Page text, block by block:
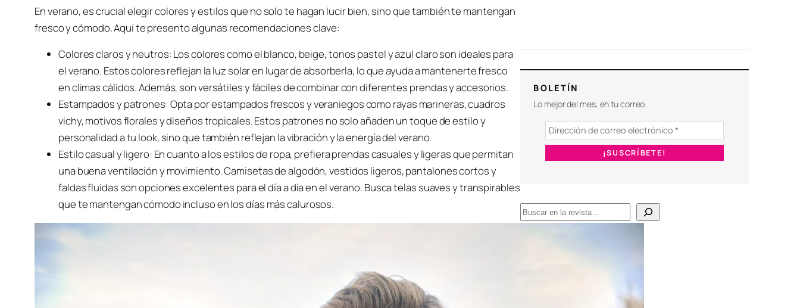
En verano, es crucial elegir colores y estilos que no solo te hagan lucir bien, sino que también te mantengan
fresco y cómodo. Aquí te presento algunas recomendaciones clave:
Colores claros y neutros: Los colores como el blanco, beige, tonos pastel y azul claro son ideales para
el verano. Estos colores reflejan la luz solar en lugar de absorberla, lo que ayuda a mantenerte fresco
en climas cálidos. Además, son versátiles y fáciles de combinar con diferentes prendas y accesorios.
Estampados y patrones: Opta por estampados frescos y veraniegos como rayas marineras, cuadros
vichy, motivos florales y diseños tropicales. Estos patrones no solo añaden un toque de estilo y
personalidad a tu look, sino que también reflejan la vibración y la energía del verano.
Estilo casual y ligero: En cuanto a los estilos de ropa, prefiera prendas casuales y ligeras que permitan
una buena ventilación y movimiento. Camisetas de algodón, vestidos ligeros, pantalones cortos y
faldas fluidas son opciones excelentes para el día a día en el verano. Busca telas suaves y transpirables
que te mantengan cómodo incluso en los días más calurosos.
BOLETÍN
Lo mejor del mes, en tu correo.
B
u